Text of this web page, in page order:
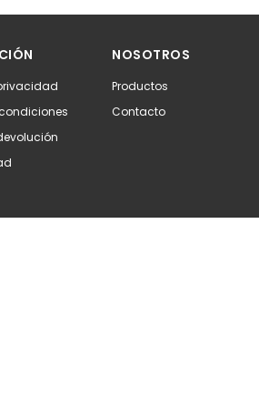
NOSOTROS
Productos
Contacto